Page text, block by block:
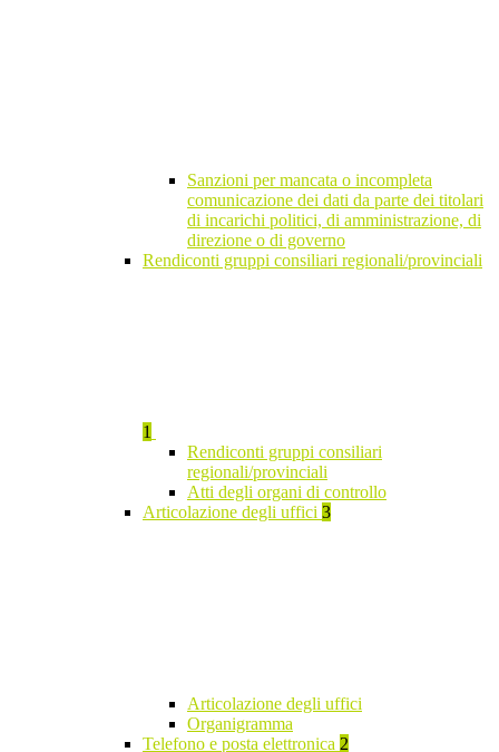
Sanzioni per mancata o incompleta
comunicazione dei dati da parte dei titolari
di incarichi politici, di amministrazione, di
direzione o di governo
Rendiconti gruppi consiliari regionali/provinciali
1
Rendiconti gruppi consiliari
regionali/provinciali
Atti degli organi di controllo
Articolazione degli uffici 3
Articolazione degli uffici
Organigramma
Telefono e posta elettronica 2